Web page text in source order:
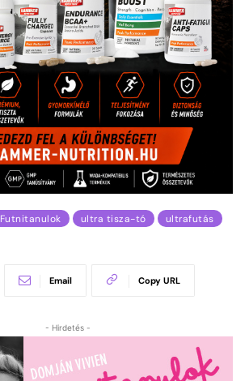
Futnitanulok ultra tisza-tó ultrafutás
Email Copy URL
- Hirdetés -